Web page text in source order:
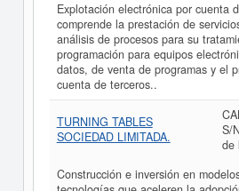
Explotación electrónica por cuenta
comprende la prestación de
análisis de procesos para su
programación para equipos
datos, de venta de programas y el
cuenta de terceros..
TURNING TABLES
SOCIEDAD LIMITADA.
S/
de
Construcción e inversión en